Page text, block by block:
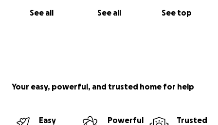
See all See all See top
Your easy, powerful, and trusted home for help
Easy
Powerful
Trusted